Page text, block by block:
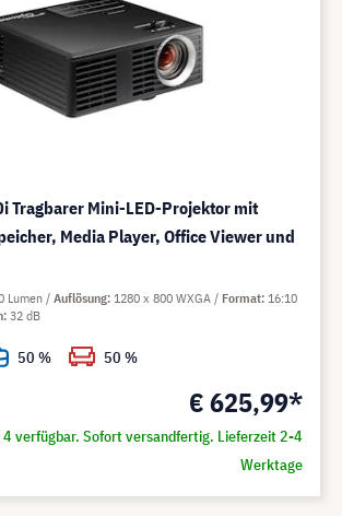
Tragbarer Mini-LED-Projektor mit
Media Player, Office Viewer und
€ 625,99*
4 verfügbar. Sofort versandfertig. Lieferzeit 2-4
Werktage
Lumen Auflösung 1280 x 800 WXGA Format 16:10
32 dB
50 % 50 %